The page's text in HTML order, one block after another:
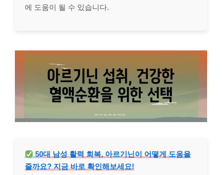
에 도움이 될 수 있습니다.
50대 남성 활력 회복, 아르기닌이 어떻게 도움을
줄까요? 지금 바로 확인해보세요!